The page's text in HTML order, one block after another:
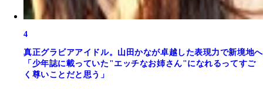
4
真正グラビアアイドル。山田かなが卓越した表現力で新境地へ
「少年誌に載っていた"エッチなお姉さん"になれるってすご
く尊いことだと思う」